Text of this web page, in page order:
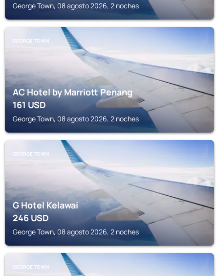
George Town, 08 agosto 2026, 2 noches
GEORGE TOWN
AC Hotel by Marriott Penang
161USD
George Town, 08 agosto 2026, 2 noches
GEORGE TOWN
G Hotel Kelawai
246USD
George Town, 08 agosto 2026, 2 noches
GEORGE TOWN